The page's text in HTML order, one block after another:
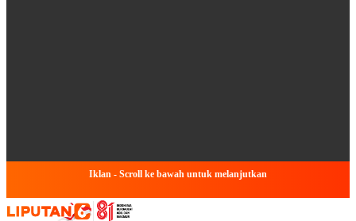
Iklan - Scroll ke bawah untuk melanjutkan